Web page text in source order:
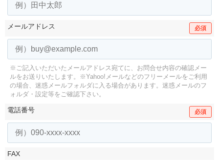
メールアドレス 必須
※ご記入いただいたメールアドレス宛てに、お問合せ内容の確認メー
ルをお送りいたします。
※Yahoo!メールなどのフリーメールをご利用
の場合、迷惑メールフォルダに入る場合があります。 迷惑メールのフ
ォルダ・設定等をご確認下さい。
電話番号 必須
FAX